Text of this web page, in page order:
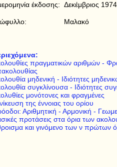
έκδοσης: Δεκέμβριος 1974
Μαλακό
πραγματικών αριθμών -
μηδενική - Ιδιότητες
συγκλίνουσα - Ιδιότητες
μονότονες και φραγμένες
της έννοιας του ορίου
Αριθμητική - Αρμονική -
προτάσεις στα όρια των
και γινόμενο των ν πρώτων